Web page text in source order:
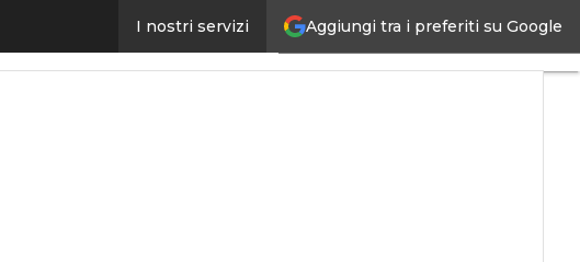
Aggiungi tra i preferiti su Google
I nostri servizi